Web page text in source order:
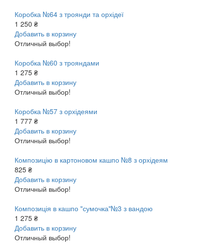
Коробка №64 з троянди та орхідеї
1 250 ₴
Добавить в корзину
Отличный выбор!
Коробка №60 з трояндами
1 275 ₴
Добавить в корзину
Отличный выбор!
Коробка №57 з орхідеями
1 777 ₴
Добавить в корзину
Отличный выбор!
Композицію в картоновом кашпо №8 з орхідеям
825 ₴
Добавить в корзину
Отличный выбор!
Композиція в кашпо "сумочка"№3 з вандою
1 275 ₴
Добавить в корзину
Отличный выбор!